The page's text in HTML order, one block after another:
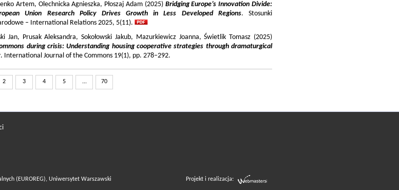
Artem, Olechnicka Agnieszka, Płoszaj Adam (2025) Bridging Europe’s Innovation Divide:
Union Research Policy Drives Growth in Less Developed Regions. Stosunki
– International Relations 2025, 5(11).
Jan, Prusak Aleksandra, Sokołowski Jakub, Mazurkiewicz Joanna, Świetlik Tomasz (2025)
during crisis: Understanding housing cooperative strategies through dramaturgical
. International Journal of the Commons 19(1), pp. 278–292.
2 3 4 5 ... 70
(EUROREG), Uniwersytet Warszawski Projekt i realizacja: